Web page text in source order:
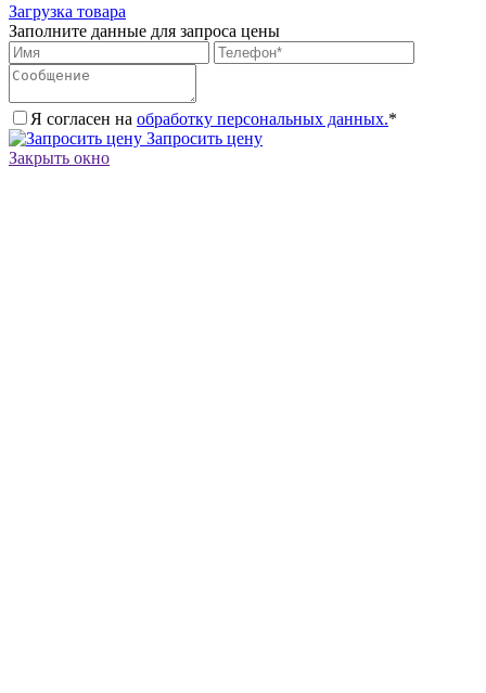
Загрузка товара
Заполните данные для запроса цены
Я согласен на обработку персональных данных.*
Запросить цену
Закрыть окно